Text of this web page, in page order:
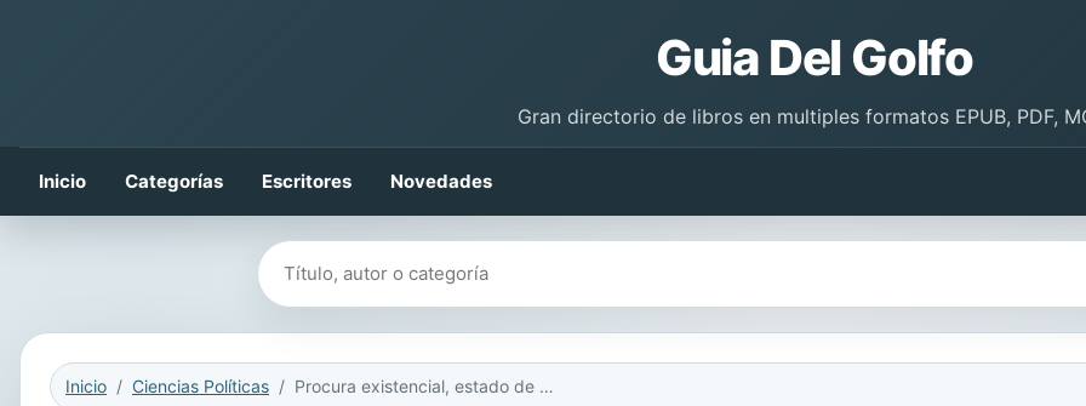
Guia Del Golfo
Gran directorio de libros en multiples formatos EPUB, PDF,
Inicio Categorías Escritores Novedades
Buscar libros
Inicio Ciencias Políticas Procura existencial, estado de derecho y estado social Ernst Forsthoff y la Crisis de Weimar